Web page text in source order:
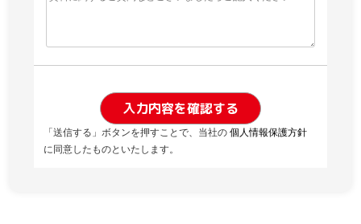
入力内容を確認する
「送信する」ボタンを押すことで、当社の 個人情報保護方針
に同意したものといたします。